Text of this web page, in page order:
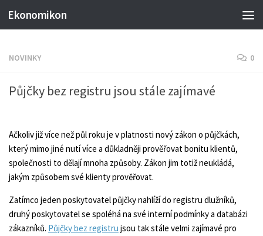
Ekonomikon
NOVINKY 0
Půjčky bez registru jsou stále zajímavé
Ačkoliv již více než půl roku je v platnosti nový zákon o půjčkách,
který mimo jiné nutí více a důkladněji prověřovat bonitu klientů,
společnosti to dělají mnoha způsoby. Zákon jim totiž neukládá,
jakým způsobem své klienty prověřovat.
Zatímco jeden poskytovatel půjčky nahlíží do registru dlužníků,
druhý poskytovatel se spoléhá na své interní podmínky a databázi
zákazníků. Půjčky bez registru jsou tak stále velmi zajímavé pro